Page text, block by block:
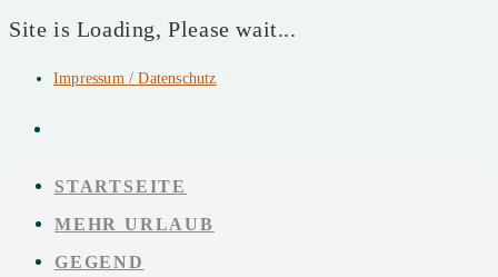
Site is Loading, Please wait...
Zum
Impressum / Datenschutz
STARTSEITE
MEHR URLAUB
GEGEND